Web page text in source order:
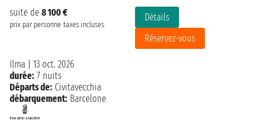
suite de 8 100 €
prix par personne taxes incluses
Détails
Réservez-vous
Ilma
13 oct. 2026
durée: 7 nuits
Départs de: Civitavecchia
débarquement: Barcelone